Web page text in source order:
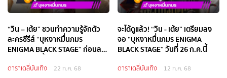
“วิน – เต้ย” ชวนทำความรู้จักตัว
ละครซีรีส์ “บุหงาหมื่นภมร
ENIGMA BLACK STAGE” ก่อนลง
ดาราเดลี่บันเทิง 22 ก.ค. 68
จะได้ดูแล้ว! “วิน - เต้ย” เตรียมลง
จอ “บุหงาหมื่นภมร ENIGMA
BLACK STAGE” วันที่ 26 ก.ค.นี้
ดาราเดลี่บันเทิง 12 ก.ค. 68